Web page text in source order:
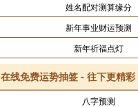
姓名配对测算缘分
新年事业财运预测
新年祈福点灯
在线免费运势抽签 - 往下更精彩
八字预测